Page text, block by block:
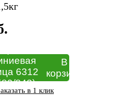
В
корзину
в 1 клик